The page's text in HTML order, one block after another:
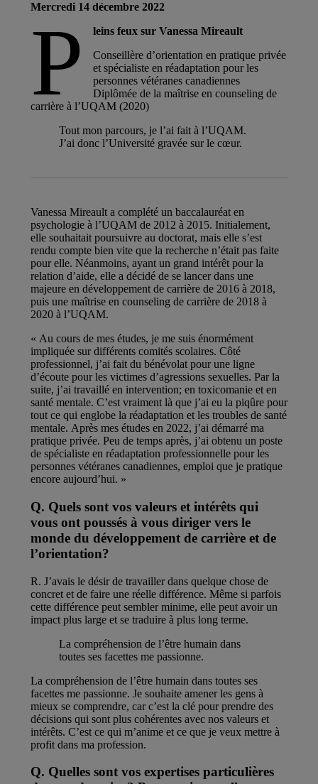
Mercredi 14 décembre 2022
P
leins feux sur Vanessa Mireault
Conseillère d’orientation en pratique privée
et spécialiste en réadaptation pour les
personnes vétéranes canadiennes
Diplômée de la maîtrise en counseling de
carrière à l’UQAM (2020)
Tout mon parcours, je l’ai fait à l’UQAM.
J’ai donc l’Université gravée sur le cœur.
Vanessa Mireault a complété un baccalauréat en
psychologie à l’UQAM de 2012 à 2015. Initialement,
elle souhaitait poursuivre au doctorat, mais elle s’est
rendu compte bien vite que la recherche n’était pas faite
pour elle. Néanmoins, ayant un grand intérêt pour la
relation d’aide, elle a décidé de se lancer dans une
majeure en développement de carrière de 2016 à 2018,
puis une maîtrise en counseling de carrière de 2018 à
2020 à l’UQAM.
« Au cours de mes études, je me suis énormément
impliquée sur différents comités scolaires. Côté
professionnel, j’ai fait du bénévolat pour une ligne
d’écoute pour les victimes d’agressions sexuelles. Par la
suite, j’ai travaillé en intervention; en toxicomanie et en
santé mentale. C’est vraiment là que j’ai eu la piqûre pour
tout ce qui englobe la réadaptation et les troubles de santé
mentale. Après mes études en 2022, j’ai démarré ma
pratique privée. Peu de temps après, j’ai obtenu un poste
de spécialiste en réadaptation professionnelle pour les
personnes vétéranes canadiennes, emploi que je pratique
encore aujourd’hui. »
Q. Quels sont vos valeurs et intérêts qui
vous ont poussés à vous diriger vers le
monde du développement de carrière et de
l’orientation?
R. J’avais le désir de travailler dans quelque chose de
concret et de faire une réelle différence. Même si parfois
cette différence peut sembler minime, elle peut avoir un
impact plus large et se traduire à plus long terme.
La compréhension de l’être humain dans
toutes ses facettes me passionne.
La compréhension de l’être humain dans toutes ses
facettes me passionne. Je souhaite amener les gens à
mieux se comprendre, car c’est la clé pour prendre des
décisions qui sont plus cohérentes avec nos valeurs et
intérêts. C’est ce qui m’anime et ce que je veux mettre à
profit dans ma profession.
Q. Quelles sont vos expertises particulières